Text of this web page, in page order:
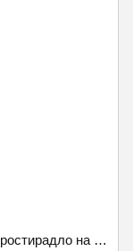
Постільна білизна двоспальна муслін простирадло на резинці. Koloco